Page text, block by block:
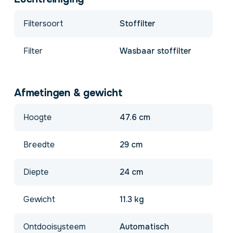
Filtersoort Stoffilter
Filter Wasbaar stoffilter
Afmetingen & gewicht
Hoogte 47.6 cm
Breedte 29 cm
Diepte 24 cm
Gewicht 11.3 kg
Ontdooisysteem Automatisch